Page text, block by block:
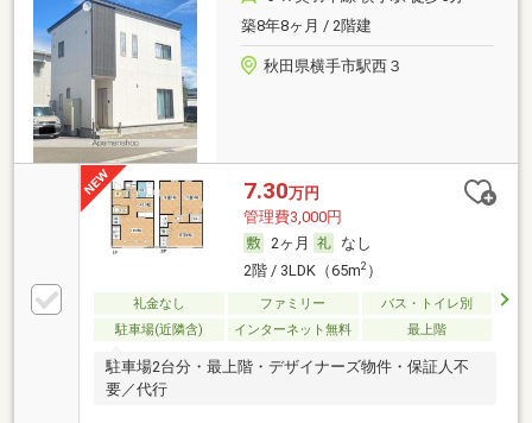
築8年8ヶ月 / 2階建
秋田県横手市駅西３
7.30万円
管理費3,000円
2ヶ月
なし
2階 / 3LDK（65m2）
礼金なし ファミリー
バス・トイレ別
駐車場(近隣含)
インターネット無料 最上階
駐車場2台分・最上階・デザイナーズ物件・保証人不
要／代行